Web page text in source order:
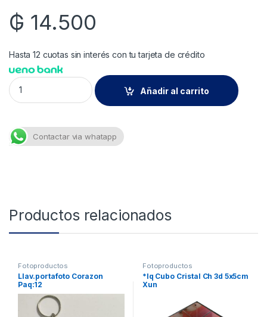
₲ 14.500
Hasta 12 cuotas sin interés con tu tarjeta de crédito
Llav.portafoto Cuadrado 34x34mm Paq:12 quantity
Añadir al carrito
Contactar via whatapp
Productos relacionados
Fotoproductos
Llav.portafoto Corazon
Paq:12
Fotoproductos
*lq Cubo Cristal Ch 3d 5x5cm
Xun